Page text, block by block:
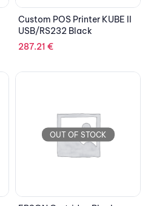
Custom POS Printer KUBE II
USB/RS232 Black
287.21 €
OUT OF STOCK